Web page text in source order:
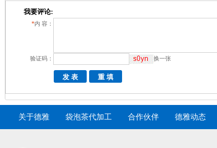
我要评论:
*内 容：
验证码： 换一张
关于德雅 袋泡茶代加工 合作伙伴 德雅动态